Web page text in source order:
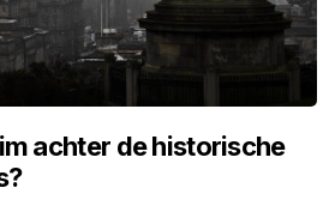
achter de historische